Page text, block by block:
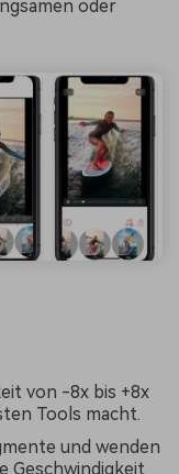
oder
von -8x bis +8x
Tools macht.
und wenden
Geschwindigkeit